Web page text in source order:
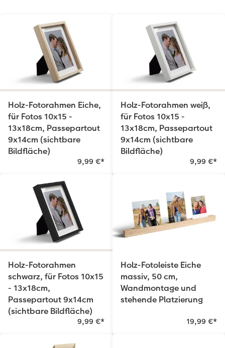
Holz-Fotorahmen Eiche,
für Fotos 10x15 -
13x18cm, Passepartout
9x14cm (sichtbare
Bildfläche)
9,99 €*
Holz-Fotorahmen weiß,
für Fotos 10x15 -
13x18cm, Passepartout
9x14cm (sichtbare
Bildfläche)
9,99 €*
Holz-Fotorahmen
schwarz, für Fotos 10x15
- 13x18cm,
Passepartout 9x14cm
(sichtbare Bildfläche)
9,99 €*
Holz-Fotoleiste Eiche
massiv, 50 cm,
Wandmontage und
stehende Platzierung
19,99 €*